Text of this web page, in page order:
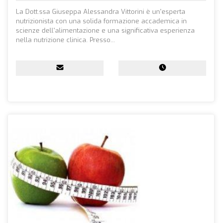
La Dott.ssa Giuseppa Alessandra Vittorini è un'esperta
nutrizionista con una solida formazione accademica in
scienze dell'alimentazione e una significativa esperienza
nella nutrizione clinica. Presso...